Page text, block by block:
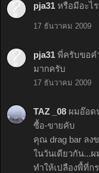
pja31 หรือมีอะไ
17 ธันวาคม 2009
pja31 พี่ครับขอค
มากครับ
17 ธันวาคม 2009
TAZ _08 ผมอ๊อด
ซื้อ-ขายคับ
คุณ drag bar ลง
ในวันเดียวกัน...ผ
ทำให้เปลืองพื้ที่ก